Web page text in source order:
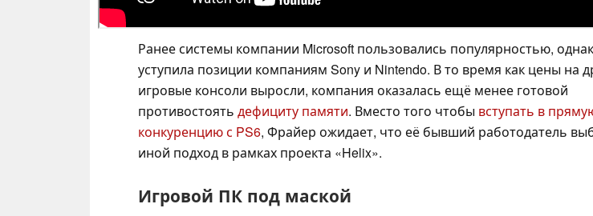
Ранее системы компании Microsoft пользовались популярностью,
уступила позиции компаниям Sony и Nintendo. В то время как цены на
игровые консоли выросли, компания оказалась ещё менее готовой
противостоять дефициту памяти. Вместо того чтобы вступать в
конкуренцию с PS6, Фрайер ожидает, что её бывший работодатель
иной подход в рамках проекта «Helix».
Игровой ПК под маской